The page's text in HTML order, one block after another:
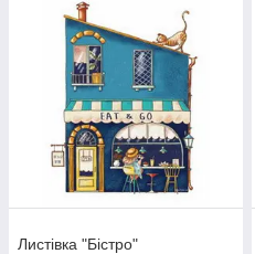
Листівка "Бістро"